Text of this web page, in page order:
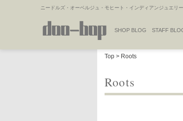
ニードルズ・オーベルジュ・モヒート・インディアンジュエリ
SHOP BLOG STAFF
Top > Roots
Roots